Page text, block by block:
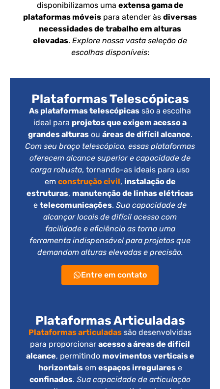
disponibilizamos uma extensa gama de
plataformas móveis para atender às diversas
necessidades de trabalho em alturas
elevadas. Explore nossa vasta seleção de
escolhas disponíveis:
Plataformas Telescópicas
As plataformas telescópicas são a escolha
ideal para projetos que exigem acesso a
grandes alturasou áreas de difícil alcance.
Com seu braço telescópico, essas plataformas
oferecem alcance superior e capacidade de
carga robusta, tornando-as ideais para uso
em construção civil, instalação de
estruturas, manutenção de linhas elétricas
e telecomunicações. Sua capacidade de
alcançar locais de difícil acesso com
facilidade e eficiência as torna uma
ferramenta indispensável para projetos que
demandam alturas elevadas e precisão.
Entre em contato
Plataformas Articuladas
Plataformas articuladas são desenvolvidas
para proporcionar acesso a áreas de difícil
alcance, permitindo movimentos verticais e
horizontaisem espaços irregularese
confinados. Sua capacidade de articulação